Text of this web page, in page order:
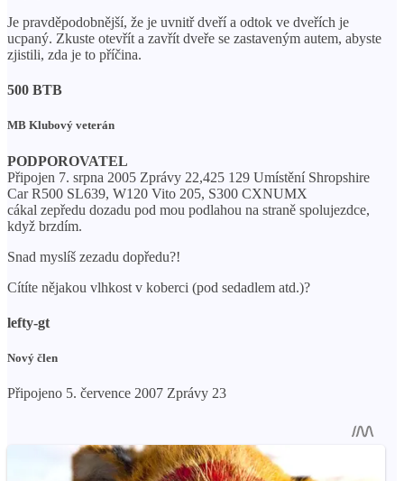
Je pravděpodobnější, že je uvnitř dveří a odtok ve dveřích je
ucpaný. Zkuste otevřít a zavřít dveře se zastaveným autem, abyste
zjistili, zda je to příčina.
500 BTB
MB Klubový veterán
PODPOROVATEL
Připojen 7. srpna 2005 Zprávy 22,425 129 Umístění Shropshire
Car R500 SL639, W120 Vito 205, S300 CXNUMX
cákal zepředu dozadu pod mou podlahou na straně spolujezdce,
když brzdím.
Snad myslíš zezadu dopředu?!
Cítíte nějakou vlhkost v koberci (pod sedadlem atd.)?
lefty-gt
Nový člen
Připojeno 5. července 2007 Zprávy 23